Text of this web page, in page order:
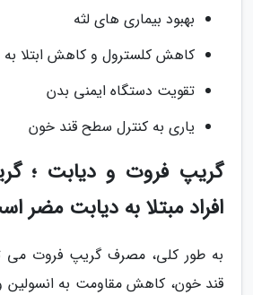
بهبود بیماری های لثه
کاهش کلسترول و کاهش ابتلا به
تقویت دستگاه ایمنی بدن
یاری به کنترل سطح قند خون
گریپ فروت و دیابت ؛
افراد مبتلا به دیابت مضر
به طور کلی، مصرف گریپ فروت می
قند خون، کاهش مقاومت به انسولین و